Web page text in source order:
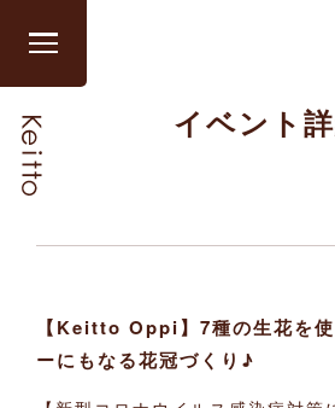
グ
ロ
閉
す
イベント
【Keitto Oppi】7種の生花を
ーにもなる花冠づくり♪